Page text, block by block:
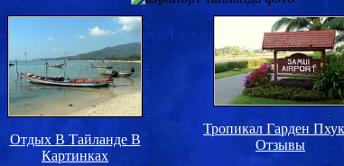
Отдых В Тайланде В
Картинках
Тропикал Гарден
Отзывы